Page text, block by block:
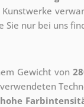
Sie nur bei uns
Gewicht von
hohe